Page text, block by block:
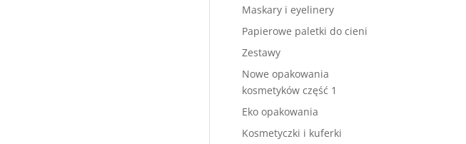
Maskary i eyelinery
Papierowe paletki do cieni
Zestawy
Nowe opakowania
kosmetyków część 1
Eko opakowania
Kosmetyczki i kuferki